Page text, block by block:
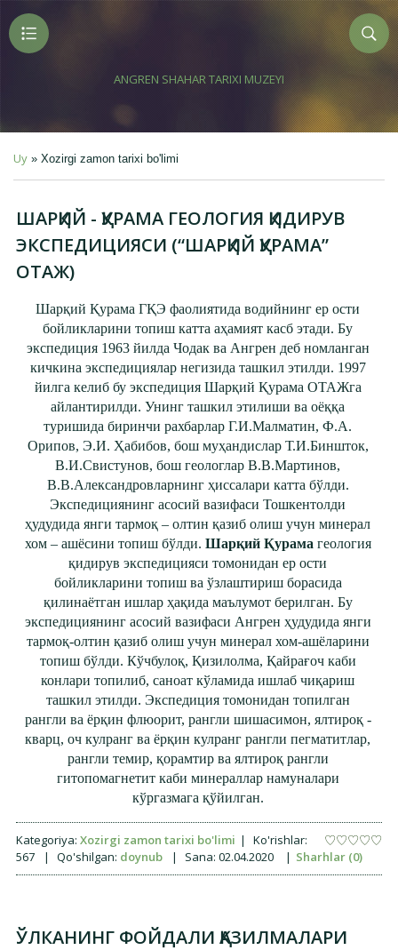
ANGREN SHAHAR TARIXI MUZEYI
Uy » Xozirgi zamon tarixi bo'limi
ШАРҚИЙ - ҚУРАМА ГЕОЛОГИЯ ҚИДИРУВ
ЭКСПЕДИЦИЯСИ (“ШАРҚИЙ ҚУРАМА”
ОТАЖ)
Шарқий Қурама ГҚЭ фаолиятида водийнинг ер ости
бойликларини топиш катта аҳамият касб этади. Бу
экспедиция 1963 йилда Чодак ва Ангрен деб номланган
кичкина экспедициялар негизида ташкил этилди. 1997
йилга келиб бу экспедиция Шарқий Қурама ОТАЖга
айлантирилди. Унинг ташкил этилиши ва оёққа
туришида биринчи рахбарлар Г.И.Малматин, Ф.А.
Орипов, Э.И. Ҳабибов, бош муҳандислар Т.И.Биншток,
В.И.Свистунов, бош геологлар В.В.Мартинов,
В.В.Александровларнинг ҳиссалари катта бўлди.
Экспедициянинг асосий вазифаси Тошкентолди
ҳудудида янги тармоқ – олтин қазиб олиш учун минерал
хом – ашёсини топиш бўлди. Шарқий Қурама геология
қидирув экспедицияси томонидан ер ости
бойликларини топиш ва ўзлаштириш борасида
қилинаётган ишлар ҳақида маълумот берилган. Бу
экспедициянинг асосий вазифаси Ангрен ҳудудида янги
тармоқ-олтин қазиб олиш учун минерал хом-ашёларини
топиш бўлди. Кўчбулоқ, Қизилолма, Қайрағоч каби
конлари топилиб, саноат кўламида ишлаб чиқариш
ташкил этилди. Экспедиция томонидан топилган
рангли ва ёрқин флюорит, рангли шишасимон, ялтироқ -
кварц, оч кулранг ва ёрқин кулранг рангли пегматитлар,
рангли темир, қорамтир ва ялтироқ рангли
гитопомагнетит каби минераллар намуналари
кўргазмага қўйилган.
Kategoriya: Xozirgi zamon tarixi bo'limi |
Ko'rishlar:
567
| Qo'shilgan: doynub | Sana: 02.04.2020 | Sharhlar (0)
ЎЛКАНИНГ ФОЙДАЛИ ҚАЗИЛМАЛАРИ